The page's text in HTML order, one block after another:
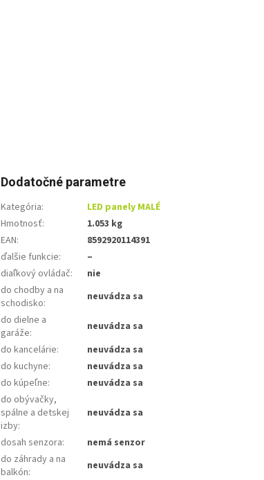
Dodatočné parametre
Kategória:
LED panely MALÉ
Hmotnosť:
1.053 kg
EAN:
8592920114391
ďalšie funkcie:
–
diaľkový ovládač:
nie
do chodby a na
schodisko:
neuvádza sa
do dielne a
garáže:
neuvádza sa
do kancelárie:
neuvádza sa
do kuchyne:
neuvádza sa
do kúpeľne:
neuvádza sa
do obývačky,
spálne a detskej
izby:
neuvádza sa
dosah senzora:
nemá senzor
do záhrady a na
balkón:
neuvádza sa